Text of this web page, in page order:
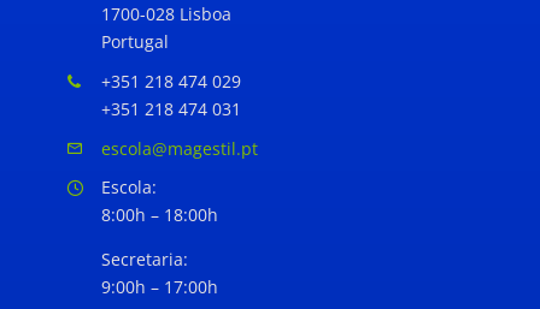
1700-028 Lisboa
Portugal
+351 218 474 029
+351 218 474 031
escola@magestil.pt
Escola:
8:00h – 18:00h
Secretaria:
9:00h – 17:00h